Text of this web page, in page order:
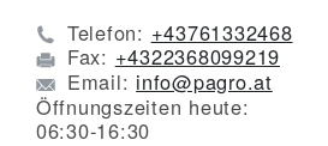
Telefon: +43761332468
Fax: +4322368099219
Email: info@pagro.at
Öffnungszeiten heute:
06:30-16:30